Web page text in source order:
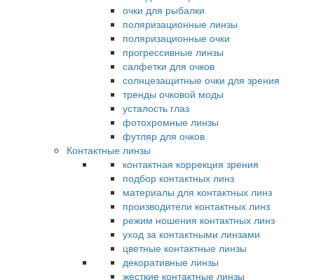
очки для рыбалки
поляризационные линзы
поляризационные очки
прогрессивные линзы
салфетки для очков
солнцезащитные очки для зрения
тренды очковой моды
усталость глаз
фотохромные линзы
футляр для очков
Контактные линзы
контактная коррекция зрения
подбор контактных линз
материалы для контактных линз
производители контактных линз
режим ношения контактных линз
уход за контактными линзами
цветные контактные линзы
декоративные линзы
жесткие контактные линзы